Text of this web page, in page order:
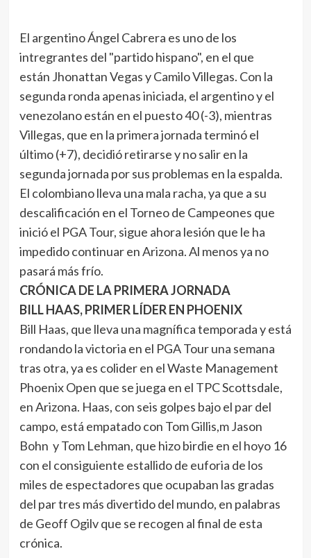
El argentino Ángel Cabrera es uno de los
intregrantes del "partido hispano", en el que
están Jhonattan Vegas y Camilo Villegas. Con la
segunda ronda apenas iniciada, el argentino y el
venezolano están en el puesto 40 (-3), mientras
Villegas, que en la primera jornada terminó el
último (+7), decidió retirarse y no salir en la
segunda jornada por sus problemas en la espalda.
El colombiano lleva una mala racha, ya que a su
descalificación en el Torneo de Campeones que
inició el PGA Tour, sigue ahora lesión que le ha
impedido continuar en Arizona. Al menos ya no
pasará más frío.
CRÓNICA DE LA PRIMERA JORNADA
BILL HAAS, PRIMER LÍDER EN PHOENIX
Bill Haas, que lleva una magnífica temporada y está
rondando la victoria en el PGA Tour una semana
tras otra, ya es colider en el Waste Management
Phoenix Open que se juega en el TPC Scottsdale,
en Arizona. Haas, con seis golpes bajo el par del
campo, está empatado con Tom Gillis,m Jason
Bohn y Tom Lehman, que hizo birdie en el hoyo 16
con el consiguiente estallido de euforia de los
miles de espectadores que ocupaban las gradas
del par tres más divertido del mundo, en palabras
de Geoff Ogilv que se recogen al final de esta
crónica.